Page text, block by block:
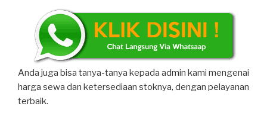
Anda juga bisa tanya-tanya kepada admin kami mengenai
harga sewa dan ketersediaan stoknya, dengan pelayanan
terbaik.